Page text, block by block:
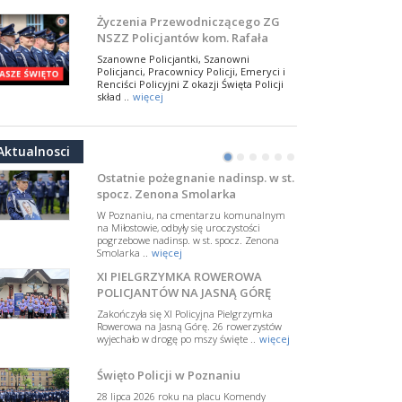
Życzenia Przewodniczącego ZG
NSZZ Policjantów kom. Rafała
Jankowskiego z okazji Święta
Policji 2026
Szanowne Policjantki, Szanowni
Policjanci, Pracownicy Policji, Emeryci i
Renciści Policyjni Z okazji Święta Policji
skład .. więcej
NSZZ Policjantów: Policja nie może
W przestrzeni publicznej po raz kolejny
pojawiły się wypowiedzi, które uderzają
w funkcjonariuszki i funkcjonariuszy
Policj .. więcej
Dodatkowe zarobkowanie
policjantów. NSZZP: obecne
rozwiązania wymagają zmian
zmiany przepisów regulujących
podejmowanie przez policjantów
dodatkowej pracy zarobkowe ..
więcej
Krok 1. Umorzenie. Krok 2. Walka
z hejtem
Postępowanie dotyczące interwencji
Policji w miejscu zamieszkania red.
Tomasza Sakiewicza zostało umorzone.
•• • •••
NSZZ Policjantów
Na zaproszenie Zarządu Głównego NSZZ
Policjantów w Polsce gościł Rafael Laskowski z
Departamentu Policji w Nowym Jorku, o
.. więcej
PAMIĘTAMY I ODDAJMY HOŁD ST.
SIERŻ. MARKOWI SIENICKIEMU
poświęconą starszemu sierżantowi Mar
Ostatnie pożegnanie nadinsp. w st.
spocz. Zenona Smolarka
W Poznaniu, na cmentarzu komunalnym
na Miłostowie, odbyły się uroczystości
pogrzebowe nadinsp. w st. spocz. Zenona
Smolarka .. więcej
XI PIELGRZYMKA ROWEROWA
POLICJANTÓW NA JASNĄ GÓRĘ
Zakończyła się XI Policyjna Pielgrzymka
Rowerowa na Jasną Górę. 26 rowerzystów
wyjechało w drogę po mszy święte .. więcej
Święto Policji w Poznaniu
28 lipca 2026 roku na placu Komendy